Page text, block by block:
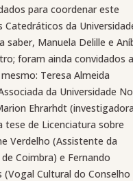
para coordenar este
Catedráticos da
saber, Manuela Delille e
foram ainda convidados a
Teresa Almeida
da Universidade
Ehrarhdt (investigadora
tese de Licenciatura sobre
Verdelho (Assistente da
Coimbra) e Fernando
(Vogal Cultural do Conselho